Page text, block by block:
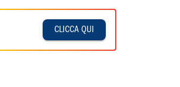
CLICCA QUI